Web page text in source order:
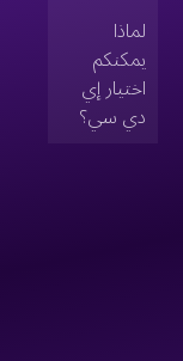
لماذا
يمكنكم
اختيار إي
دي سي؟